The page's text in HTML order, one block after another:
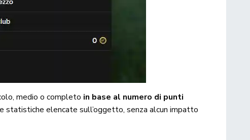
medio o completo in base al numero di punti
statistiche elencate sull’oggetto, senza alcun impatto